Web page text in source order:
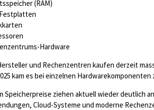
(RAM)
Hardware
und Rechenzentren kaufen derzeit
kam es bei einzelnen
Speicherpreise ziehen aktuell wieder deutlich
Cloud-Systeme und moderne